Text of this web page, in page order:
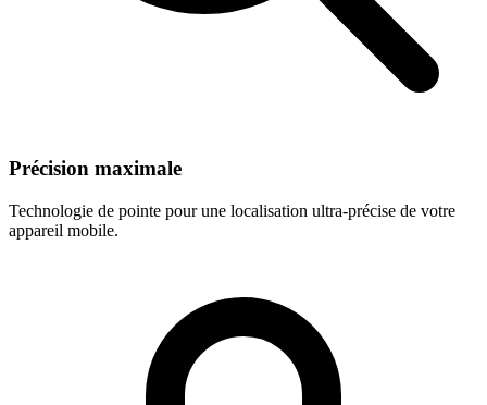
Précision maximale
Technologie de pointe pour une localisation ultra-précise de votre
appareil mobile.